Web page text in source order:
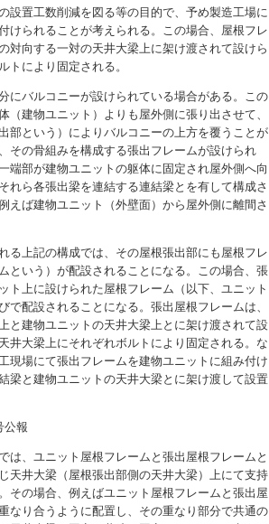
設置工数削減を図る等の目的で、予め製造工場に
けられることが考えられる。この場合、屋根フレ
対向する一対の天井大梁上に架け渡されて設けら
トにより固定される。
にバルコニーが設けられている場合がある。この
（建物ユニット）よりも屋外側に張り出させて、
部という）によりバルコニーの上方を覆うことが
その骨組みを構成する張出フレームが設けられ
端部が建物ユニットの躯体に固定され屋外側へ向
れら各張出梁を連結する連結梁とを有して構成さ
えば建物ユニット（外壁面）から屋外側に離間さ
る上記の構成では、その屋根張出部にも屋根フレ
という）が配設されることになる。この場合、張
ト上に設けられた屋根フレーム（以下、ユニット
で配設されることになる。張出屋根フレームは、
と建物ユニットの天井大梁上とに架け渡されて設
井大梁上にそれぞれボルトにより固定される。な
現場にて張出フレームを建物ユニットに組み付け
梁と建物ユニットの天井大梁とに架け渡して設置
公報
は、ユニット屋根フレームと張出屋根フレームと
天井大梁（屋根張出部側の天井大梁）上にて支持
その場合、例えばユニット屋根フレームと張出屋
なり合うように配置し、その重なり部分で共通の